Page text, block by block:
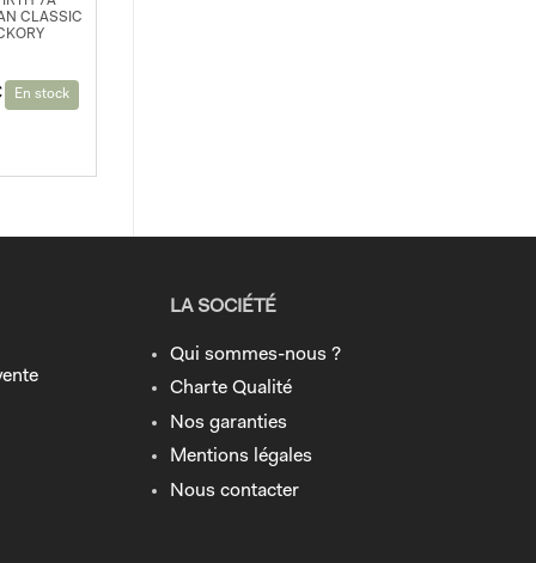
CLASSIC
En stock
LA SOCIÉTÉ
Qui sommes-nous ?
Charte Qualité
Nos garanties
Mentions légales
Nous contacter